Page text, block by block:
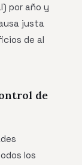
por año y
justa
de al
de
los